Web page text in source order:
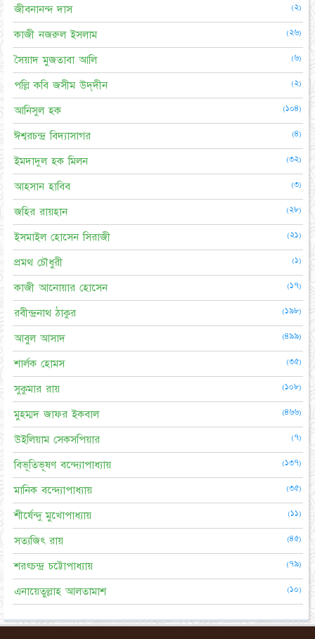
জীবনানন্দ দাস (২)
কাজী নজরুল ইসলাম (২৬)
সৈয়াদ মুজতাবা আলি (৬)
পল্লি কবি জসীম উদ্‌দীন (২)
আনিসুল হক (১০৪)
ঈশ্বরচন্দ্র বিদ্যাসাগর (৪)
ইমদাদুল হক মিলন (৩২)
আহসান হাবিব (৩)
জহির রায়হান (২৮)
ইসমাইল হোসেন সিরাজী (২১)
প্রমথ চৌধুরী (১)
কাজী আনোয়ার হোসেন (১৭)
রবীন্দ্রনাথ ঠাকুর (১৯৮)
আবুল আসাদ (৪৯৯)
শার্লক হোমস (৩৫)
সুকুমার রায় (১০৮)
মুহম্মদ জাফর ইকবাল (৪৬৬)
উইলিয়াম সেকসপিয়ার (৭)
বিভূতিভূষণ বন্দ্যোপাধ্যায় (১৩৭)
মানিক বন্দ্যোপাধ্যায় (৩৫)
শীর্ষেন্দু মুখোপাধ্যায় (১১)
সত্যজিৎ রায় (৪৫)
শরৎচন্দ্র চট্টোপাধ্যায় (৭৯)
এনায়েতুল্লাহ আলতামাশ (১০)